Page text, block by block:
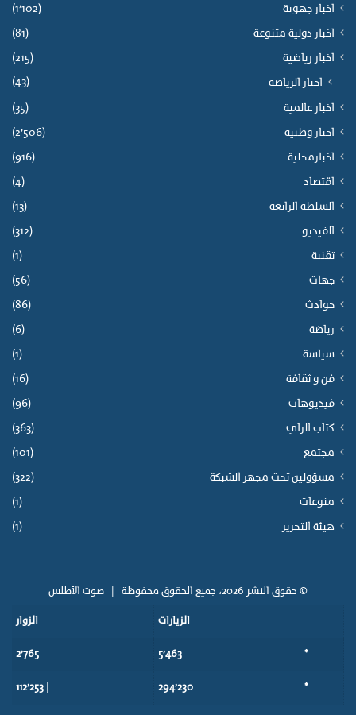
اخبار جهوية (1٬102)
اخبار دولية متنوعة (81)
اخبار رياضية (215)
اخبار الرياضة (43)
اخبار عالمية (35)
اخبار وطنية (2٬506)
اخبارمحلية (916)
اقتصاد (4)
السلطة الرابعة (13)
الفيديو (312)
تقنية (1)
جهات (56)
حوادث (86)
رياضة (6)
سياسة (1)
فن و ثقافة (16)
فيديوهات (96)
كتاب الراي (363)
مجتمع (101)
مسؤولين تحت مجهر الشبكة (322)
منوعات (1)
هيئة التحرير (1)
© حقوق النشر 2026، جميع الحقوق محفوظة | صوت الأطلس
الزيارات الزوار
* 5٬463 2٬765
* 294٬230